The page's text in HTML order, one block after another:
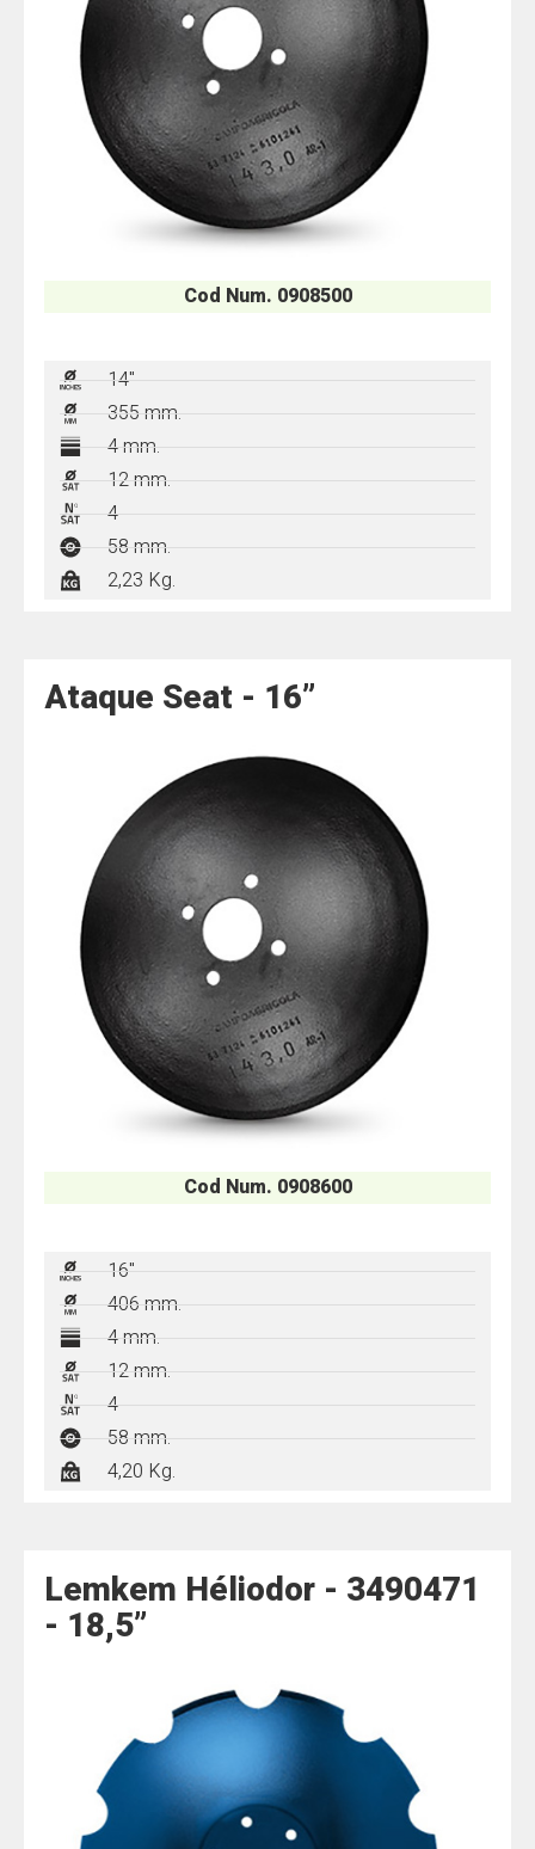
Cod Num. 0908500
14"
355 mm.
4 mm.
12 mm.
4
58 mm.
2,23 Kg.
Ataque Seat - 16”
Cod Num. 0908600
16"
406 mm.
4 mm.
12 mm.
4
58 mm.
4,20 Kg.
Lemkem Héliodor - 3490471
- 18,5”